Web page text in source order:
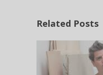
Related Posts